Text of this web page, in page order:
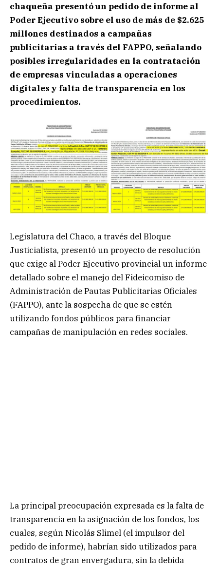
chaqueña presentó un pedido de informe al
Poder Ejecutivo sobre el uso de más de $2.625
millones destinados a campañas
publicitarias a través del FAPPO, señalando
posibles irregularidades en la contratación
de empresas vinculadas a operaciones
digitales y falta de transparencia en los
procedimientos.
Legislatura del Chaco, a través del Bloque
Justicialista, presentó un proyecto de resolución
que exige al Poder Ejecutivo provincial un informe
detallado sobre el manejo del Fideicomiso de
Administración de Pautas Publicitarias Oficiales
(FAPPO), ante la sospecha de que se estén
utilizando fondos públicos para financiar
campañas de manipulación en redes sociales.
La principal preocupación expresada es la falta de
transparencia en la asignación de los fondos, los
cuales, según Nicolás Slimel (el impulsor del
pedido de informe), habrían sido utilizados para
contratos de gran envergadura, sin la debida